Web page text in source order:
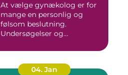
At vælge gynækolog er for
mange en personlig og
følsom beslutning.
Undersøgelser og
04. Jan